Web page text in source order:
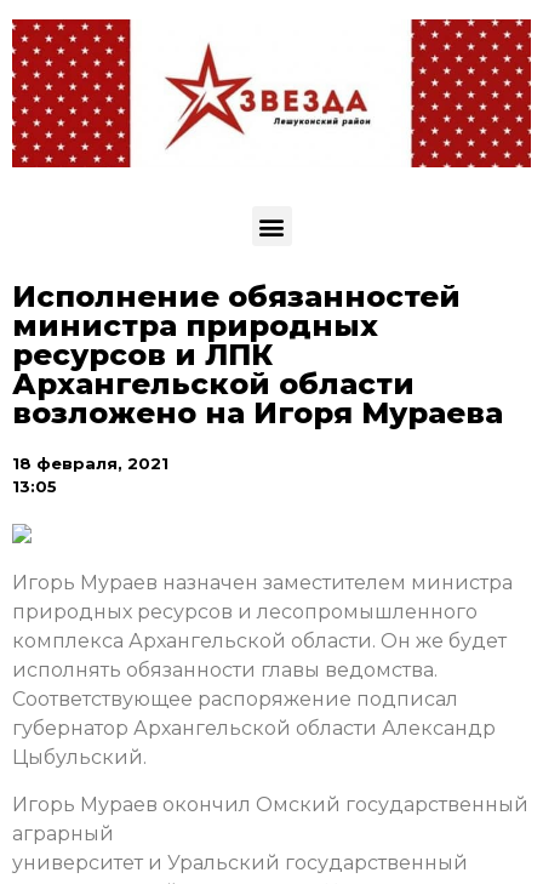
Исполнение обязанностей
министра природных
ресурсов и ЛПК
Архангельской области
возложено на Игоря Мураева
18 февраля, 2021
13:05
Игорь Мураев назначен заместителем министра
природных ресурсов и лесопромышленного
комплекса Архангельской области. Он же будет
исполнять обязанности главы ведомства.
Соответствующее распоряжение подписал
губернатор Архангельской области Александр
Цыбульский.
Игорь Мураев окончил Омский государственный
аграрный
университет и Уральский государственный